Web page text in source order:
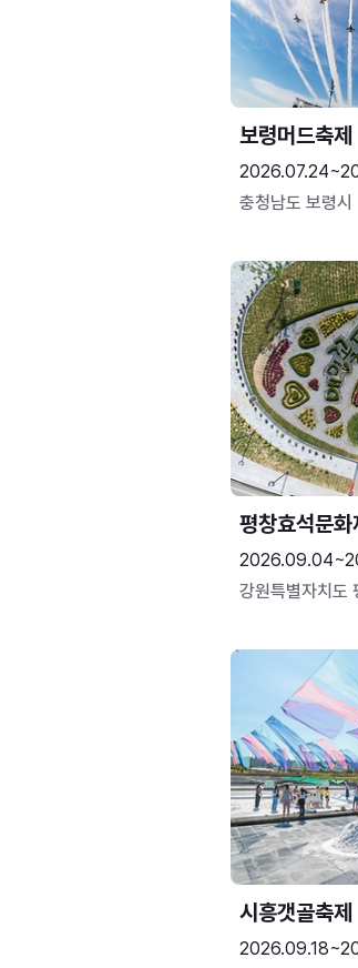
보령머드축제
충청남도 보령시
평창효석문화
강원특별자치도
시흥갯골축제